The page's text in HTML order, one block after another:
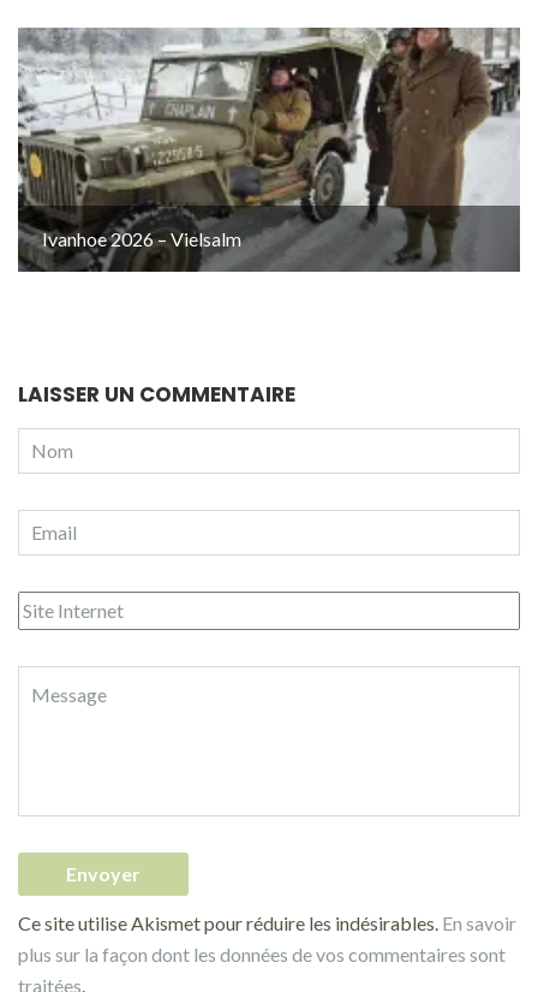
Ivanhoe 2026 – Vielsalm
LAISSER UN COMMENTAIRE
Ce site utilise Akismet pour réduire les indésirables. En savoir
plus sur la façon dont les données de vos commentaires sont
traitées